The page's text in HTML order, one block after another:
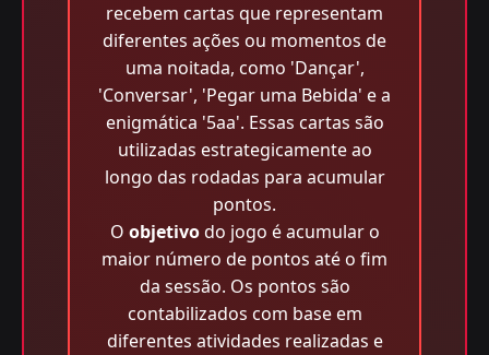
recebem cartas que representam
diferentes ações ou momentos de
uma noitada, como 'Dançar',
'Conversar', 'Pegar uma Bebida' e a
enigmática '5aa'. Essas cartas são
utilizadas estrategicamente ao
longo das rodadas para acumular
pontos.
O objetivodo jogo é acumular o
maior número de pontos até o fim
da sessão. Os pontos são
contabilizados com base em
diferentes atividades realizadas e